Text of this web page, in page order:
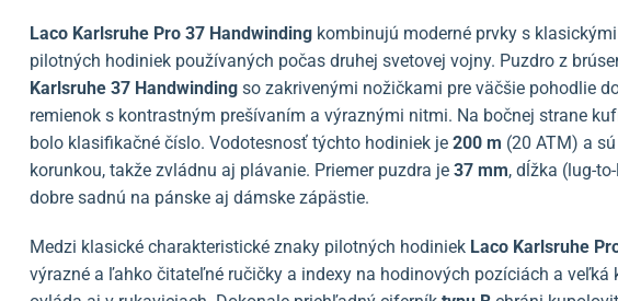
Laco Karlsruhe Pro 37 Handwinding kombinujú moderné prvky s
pilotných hodiniek používaných počas druhej svetovej vojny. Puzdro z
Karlsruhe 37 Handwinding so zakrivenými nožičkami pre väčšie pohodlie
remienok s kontrastným prešívaním a výraznými nitmi. Na bočnej strane
bolo klasifikačné číslo. Vodotesnosť týchto hodiniek je 200 m (20 ATM) a
korunkou, takže zvládnu aj plávanie. Priemer puzdra je 37 mm, dĺžka (lug-
dobre sadnú na pánske aj dámske zápästie.
Medzi klasické charakteristické znaky pilotných hodiniek Laco Karlsruhe
výrazné a ľahko čitateľné ručičky a indexy na hodinových pozíciách a veľká